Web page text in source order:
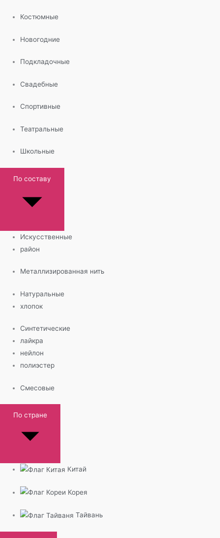
Костюмные
Новогодние
Подкладочные
Свадебные
Спортивные
Театральные
Школьные
По составу
Искусственные
район
Металлизированная нить
Натуральные
хлопок
Синтетические
лайкра
нейлон
полиэстер
Смесовые
По стране
Китай
Корея
Тайвань